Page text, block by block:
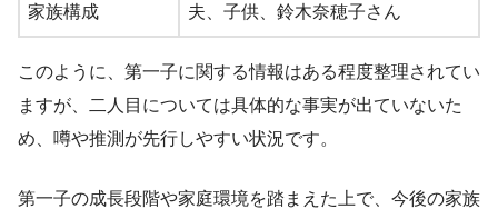
家族構成 夫、子供、鈴木奈穂子さん
このように、第一子に関する情報はある程度整理されてい
ますが、二人目については具体的な事実が出ていないた
め、噂や推測が先行しやすい状況です。
第一子の成長段階や家庭環境を踏まえた上で、今後の家族